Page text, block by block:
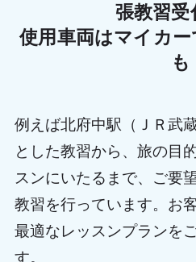
張教習受
使用車両はマイカ
も
例えば北府中駅（ＪＲ武
とした教習から、旅の目
スンにいたるまで、ご要
教習を行っています。お
最適なレッスンプランを
す。